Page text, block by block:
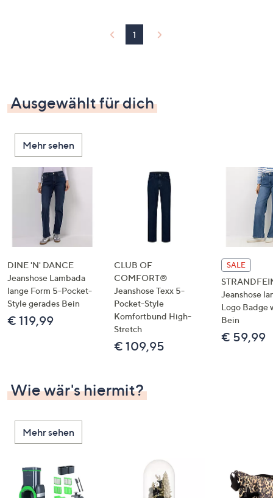
1
Ausgewählt für dich
Mehr sehen
DINE 'N' DANCE
Jeanshose Lambada
lange Form 5-Pocket-
Style gerades Bein
€ 119,99
CLUB OF
COMFORT®
Jeanshose Texx 5-
Pocket-Style
Komfortbund High-
Stretch
€ 109,95
SALE
Jeanshose
Logo Badge
Bein
€ 59,99
Wie wär's hiermit?
Mehr sehen